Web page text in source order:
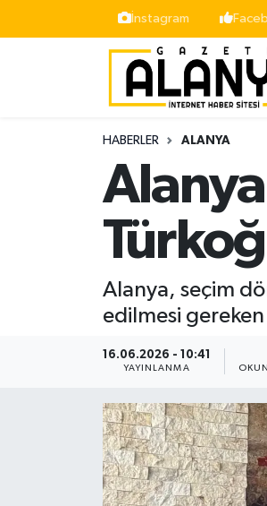
İnstagram
HABERLER ALANYA
Alanya, seçim
edilmesi
16.06.2026 - 10:41
YAYINLANMA
Siyaset
İstanbul Nöbetçi Eczaneler
İstanbul Hava Durumu
Süper Lig Puan Durumu ve
Tüm Manşetler
Son Dakika Haberleri